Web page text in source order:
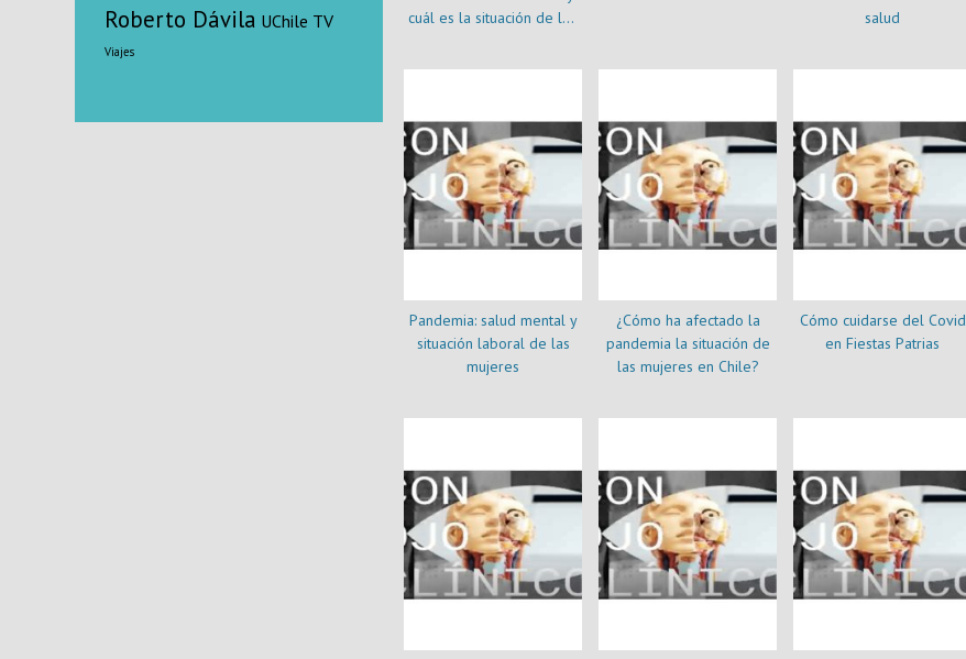
Roberto Dávila UChile TV
Viajes
cuál es la situación de los
salud
Pandemia: salud mental y
situación laboral de las
mujeres
¿Cómo ha afectado la
pandemia la situación de
las mujeres en Chile?
Cómo cuidarse del Covid
en Fiestas Patrias